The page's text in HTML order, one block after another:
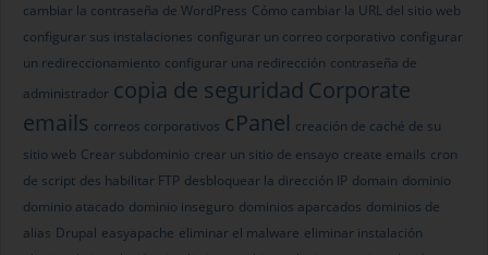
cambiar la contraseña de WordPress Cómo cambiar la URL del sitio web
configurar sus instalaciones configurar un correo corporativo configurar
un redireccionamiento configurar una redirección contraseña de
administrador copia de seguridad Corporate
emails correos corporativos cPanel creación de caché de su
sitio web Crear subdominio crear un sitio de ensayo create emails cron
de script des habilitar FTP desbloquear la dirección IP domain dominio
dominio atacado dominio inseguro dominios aparcados dominios de
alias Drupal easyapache eliminar el malware eliminar instalación